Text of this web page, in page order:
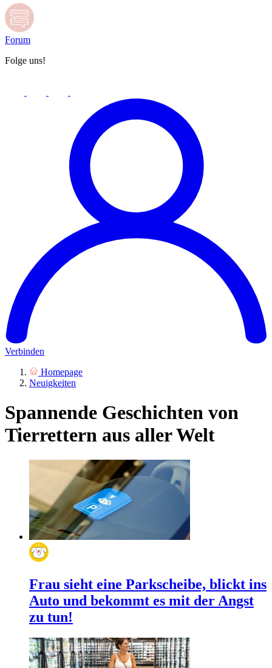
Forum
Folge uns!
Verbinden
Homepage
Neuigkeiten
Spannende Geschichten von
Tierrettern aus aller Welt
Frau sieht eine Parkscheibe, blickt ins
Auto und bekommt es mit der Angst
zu tun!